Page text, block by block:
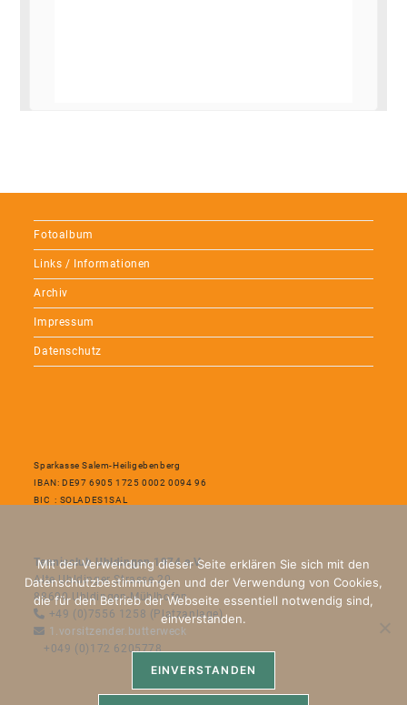
Fotoalbum
Links / Informationen
Archiv
Impressum
Datenschutz
Sparkasse Salem-Heiligebenberg
IBAN: DE97 6905 1725 0002 0094 96
BIC : SOLADES1SAL
Tennisclub Uhldingen 1974 e.V.
Alte Uhldinger Strasse 20
88690 Uhldingen-Mühlhofen
+49 (0)7556 1258 (Platzanlage)
1.vorsitzender.butterweck
+049 (0)172 6205778
Mit der Verwendung dieser Seite erklären Sie sich mit den
Datenschutzbestimmungen und der Verwendung von Cookies,
die für den Betrieb der Webseite essentiell notwendig sind,
einverstanden.
EINVERSTANDEN